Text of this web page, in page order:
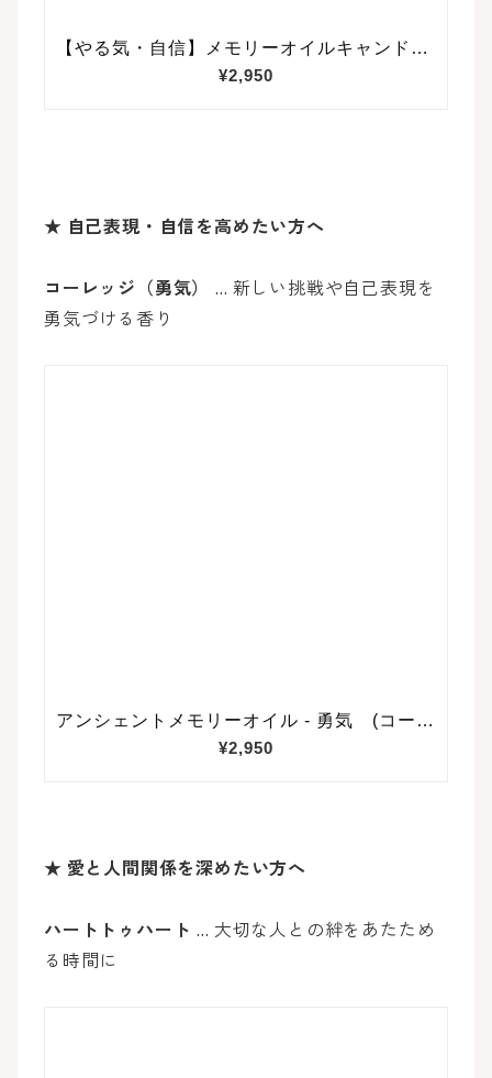
★ 自己表現・自信を高めたい方へ
コーレッジ（勇気）
… 新しい挑戦や自己表現を
勇気づける香り
★ 愛と人間関係を深めたい方へ
ハートトゥハート … 大切な人との絆をあたため
る時間に